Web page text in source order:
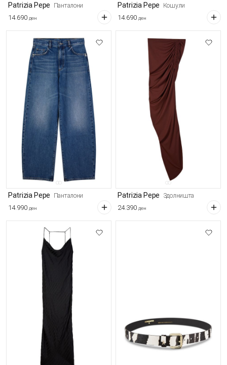
Patrizia Pepe Панталони
14.690 ден
Patrizia Pepe Кошули
14.690 ден
Patrizia Pepe Панталони
14.990 ден
Patrizia Pepe Здолништа
24.390 ден